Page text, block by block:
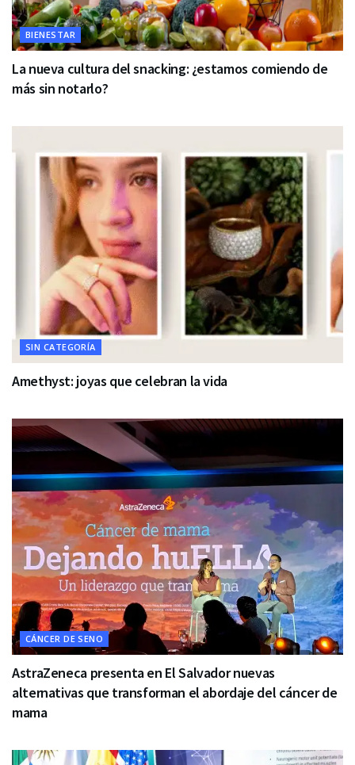
BIENESTAR
La nueva cultura del snacking: ¿estamos comiendo de
más sin notarlo?
SIN CATEGORÍA
Amethyst: joyas que celebran la vida
CÁNCER DE SENO
AstraZeneca presenta en El Salvador nuevas
alternativas que transforman el abordaje del cáncer de
mama